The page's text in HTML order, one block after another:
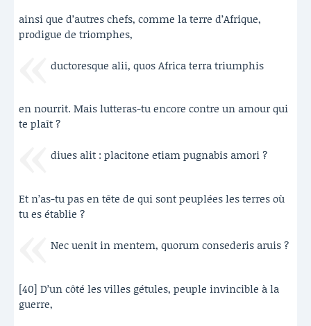
ainsi que d’autres chefs, comme la terre d’Afrique,
prodigue de triomphes,
ductoresque alii, quos Africa terra triumphis
en nourrit. Mais lutteras-tu encore contre un amour qui
te plaît ?
diues alit : placitone etiam pugnabis amori ?
Et n’as-tu pas en tête de qui sont peuplées les terres où
tu es établie ?
Nec uenit in mentem, quorum consederis aruis ?
[40] D’un côté les villes gétules, peuple invincible à la
guerre,